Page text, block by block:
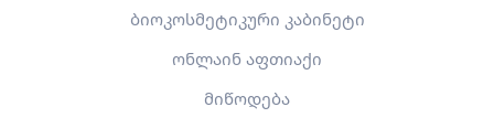
ბიოკოსმეტიკური კაბინეტი
ონლაინ აფთიაქი
მიწოდება